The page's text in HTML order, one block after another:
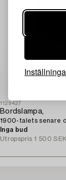
1129427
Bordslampa,
1900-talets senare
Inga bud
Utropspris 1 500 SEK